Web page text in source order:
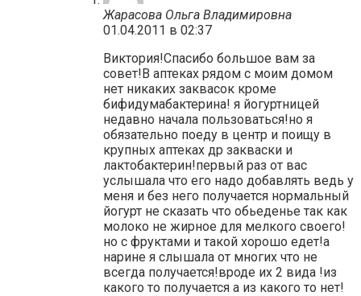
Жарасова Ольга Владимировна
01.04.2011 в 02:37
Виктория!Спасибо большое вам за
совет!В аптеках рядом с моим домом
нет никаких заквасок кроме
бифидумабактерина! я йогуртницей
недавно начала пользоваться!но я
обязательно поеду в центр и поищу в
крупных аптеках др закваски и
лактобактерин!первый раз от вас
услышала что его надо добавлять ведь у
меня и без него получается нормальный
йогурт не сказать что обьеденье так как
молоко не жирное для мелкого своего!
но с фруктами и такой хорошо едет!а
нарине я слышала от многих что не
всегда получается!вроде их 2 вида !из
какого то получается а из какого то нет!